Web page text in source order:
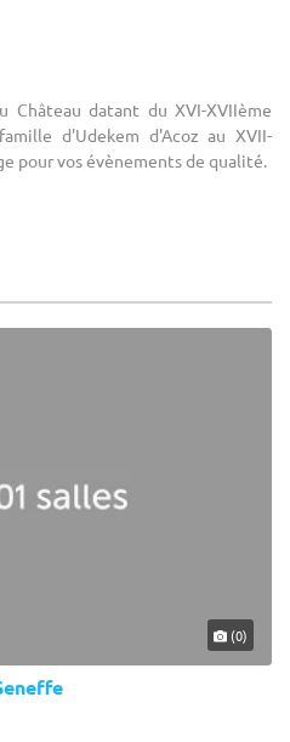
Château datant du XVI-XVIIème
d'Udekem d'Acoz au XVII-
pour vos évènements de qualité.
(0)